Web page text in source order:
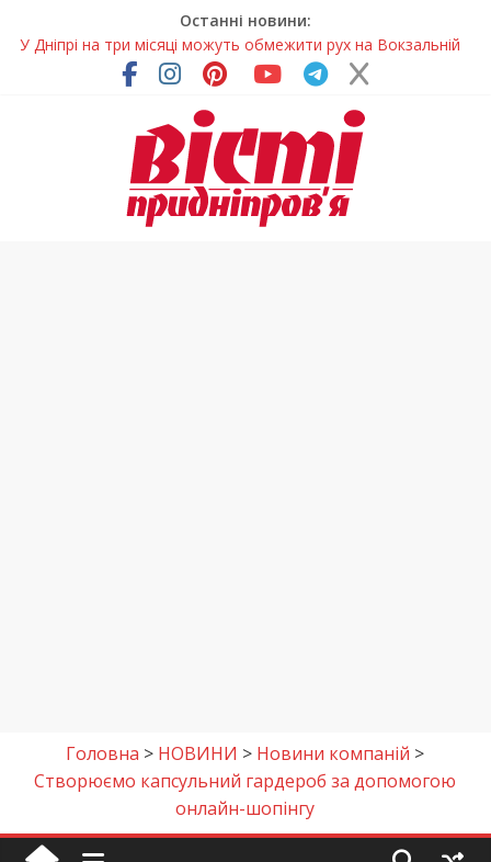
Останні новини:
У Дніпрі на три місяці можуть обмежити рух на Вокзальній
Письменниця з Покрова продовжує підкорювати українські
та міжнародні творчі вершини
У Дніпрі повністю оновили один із найзавантаженіших
трамвайних переїздів
Педагоги Дніпропетровщини увійшли до числа найкращих
учителів України
Головна > НОВИНИ > Новини компаній >
Створюємо капсульний гардероб за допомогою
онлайн-шопінгу